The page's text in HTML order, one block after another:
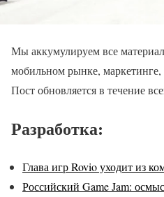
Мы аккумулируем все
мобильном рынке,
Пост обновляется в течение
Разработка:
Глава игр Rovio уходит из
Российский Game Jam: